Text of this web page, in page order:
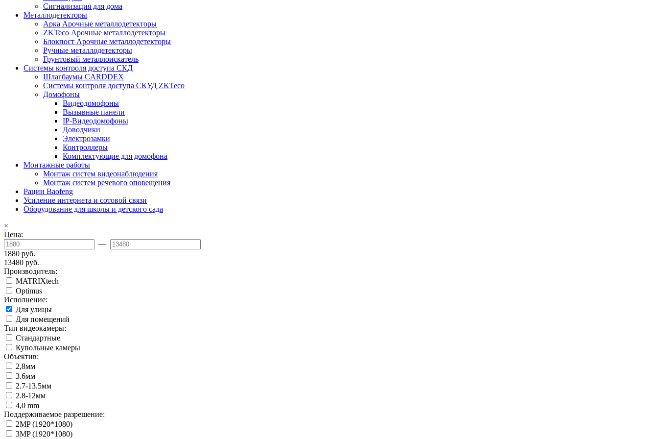
Сигнализация для дома
Металлодетекторы
Арка Арочные металлодетекторы
ZKTeco Арочные металлодетекторы
Блокпост Арочные металлодетекторы
Ручные металлодетекторы
Грунтовый металлоискатель
Системы контроля доступа СКД
Шлагбаумы CARDDEX
Системы контроля доступа СКУД ZKTeco
Домофоны
Видеодомофоны
Вызывные панели
IP-Видеодомофоны
Доводчики
Электрозамки
Контроллеры
Комплектующие для домофона
Монтажные работы
Монтаж систем видеонаблюдения
Монтаж систем речевого оповещения
Рации Baofeng
Усиление интернета и сотовой связи
Оборудование для школы и детского сада
×
Цена:
—
1880 руб.
13480 руб.
Производитель:
MATRIXtech
Optimus
Исполнение:
Для улицы
Для помещений
Тип видеокамеры:
Стандартные
Купольные камеры
Объектив:
2,8мм
3.6мм
2.7-13.5мм
2.8-12мм
4,0 mm
Поддерживаемое разрешение:
2MP (1920*1080)
3MP (1920*1080)